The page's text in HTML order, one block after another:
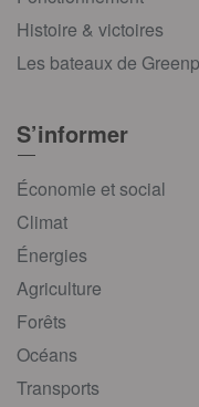
Histoire & victoires
Les bateaux de
S’informer
Économie et social
Climat
Énergies
Agriculture
Forêts
Océans
Transports